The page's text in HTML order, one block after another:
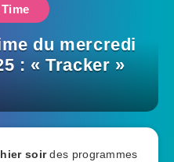
du mercredi
: « Tracker »
soirdes programmes